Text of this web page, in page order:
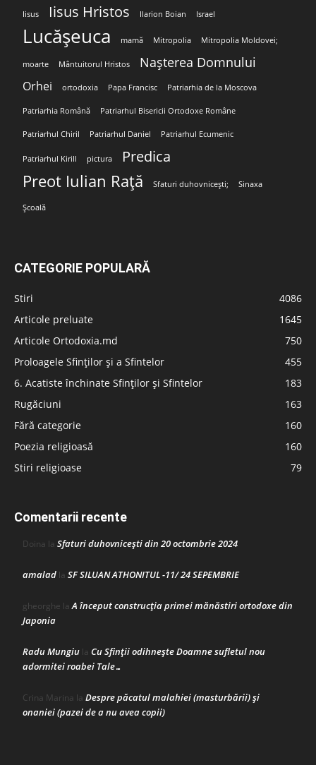
Iisus Iisus Hristos Ilarion Boian Israel
Lucășeuca mamă Mitropolia Mitropolia Moldovei;
moarte Mântuitorul Hristos Nașterea Domnului
Orhei ortodoxia Papa Francisc Patriarhia de la Moscova
Patriarhia Română Patriarhul Bisericii Ortodoxe Române
Patriarhul Chiril Patriarhul Daniel Patriarhul Ecumenic
Patriarhul Kirill pictura Predica
Preot Iulian Rață Sfaturi duhovnicești; Sinaxa
Școală
CATEGORIE POPULARĂ
Stiri
4086
Articole preluate
1645
Articole Ortodoxia.md
750
Proloagele Sfinților și a Sfintelor
455
6. Acatiste închinate Sfinților și Sfintelor
183
Rugăciuni
163
Fără categorie
160
Poezia religioasă
160
Stiri religioase
79
Comentarii recente
Doina la Sfaturi duhovnicești din 20 octombrie 2024
amalad la SF SILUAN ATHONITUL -11/ 24 SEPEMBRIE
gheorghe laA început construcţia primei mănăstiri ortodoxe din
Japonia
Radu Mungiu la Cu Sfinții odihnește Doamne sufletul nou
adormitei roabei Tale…
Crina Marina la Despre păcatul malahiei (masturbării) şi
onaniei (pazei de a nu avea copii)